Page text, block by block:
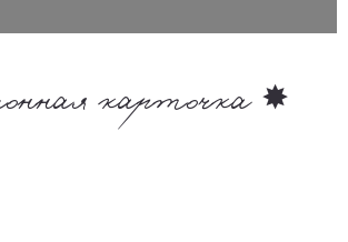
карточка ✸